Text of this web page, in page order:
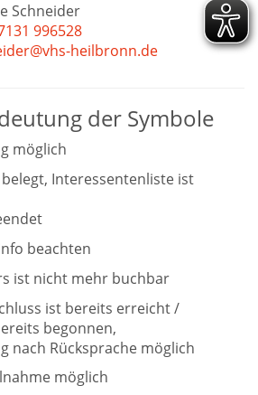
Schneider
996528
heilbronn.de
der Symbole
möglich
belegt, Interessentenliste ist
beachten
ist nicht mehr buchbar
ist bereits erreicht /
begonnen,
nach Rücksprache möglich
möglich